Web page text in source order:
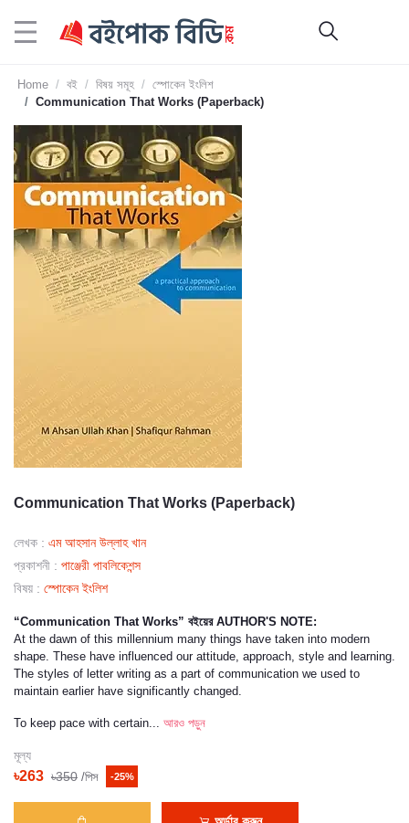
Home বই বিষয় সমূহ
স্পোকেন ইংলিশ
Communication That Works (Paperback)
Communication That Works (Paperback)
লেখক : এম আহসান ‍উল্লাহ খান
প্রকাশনী : পাঞ্জেরী পাবলিকেশন্স
বিষয় : স্পোকেন ইংলিশ
“Communication That Works” বইয়ের AUTHOR'S NOTE:
At the dawn of this millennium many things have taken into modern
shape. These have influenced our attitude, approach, style and learning.
The styles of letter writing as a part of communication we used to
maintain earlier have significantly changed.
To keep pace with certain... আরও পড়ুন
মূল্য
৳263 ৳350 /পিস -25%